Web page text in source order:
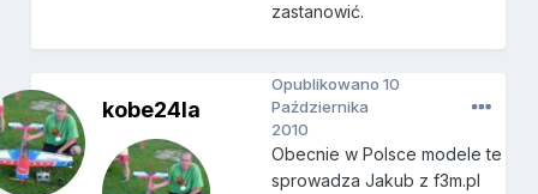
zastanowić.
kobe24la
Opublikowano10
Października
2010
Obecnie w Polsce modele te
sprowadza Jakub z f3m.pl